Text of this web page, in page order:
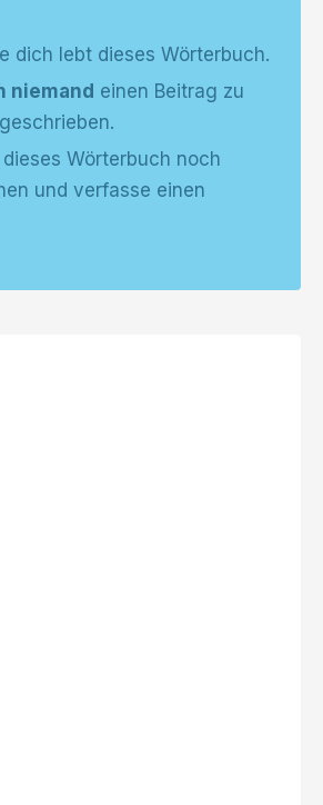
dich lebt dieses Wörterbuch.
niemand einen Beitrag zu
Wörterbuch noch
und verfasse einen